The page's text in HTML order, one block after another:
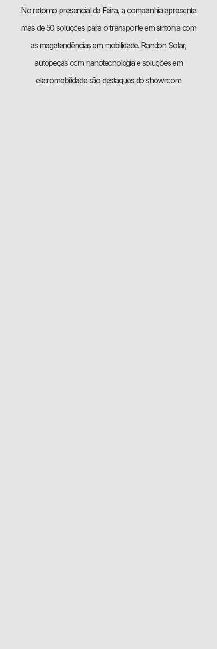
No retorno presencial da Feira, a companhia apresenta
mais de 50 soluções para o transporte em sintonia com
as megatendências em mobilidade. Randon Solar,
autopeças com nanotecnologia e soluções em
eletromobilidade são destaques do showroom